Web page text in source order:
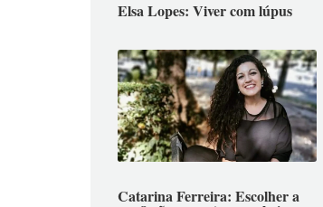
Elsa Lopes: Viver com lúpus
Catarina Ferreira: Escolher a